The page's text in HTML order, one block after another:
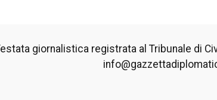
giornalistica registrata al Tribunale di